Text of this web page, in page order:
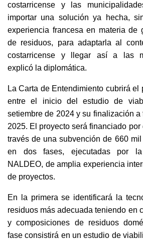
costarricense y las
importar una solución ya hecha,
experiencia francesa en materia de
de residuos, para adaptarla al
costarricense y llegar así a las
explicó la diplomática.
La Carta de Entendimiento cubrirá el
entre el inicio del estudio de
setiembre de 2024 y su finalización
2025. El proyecto será financiado
través de una subvención de 660
en dos fases, ejecutadas por la
NALDEO, de amplia experiencia
de proyectos.
En la primera se identificará la
residuos más adecuada teniendo en
y composiciones de residuos
fase consistirá en un estudio de